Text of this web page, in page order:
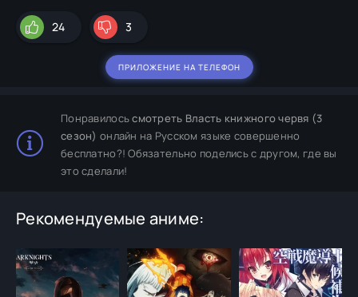
24 3
ПРИЛОЖЕНИЕ НА ТЕЛЕФОН
Понравилосьсмотреть Власть книжного червя (3
сезон) онлайн на Русском языке совершенно
бесплатно?! Обязательно поделись с другом, где вы
это сделали!
Рекомендуемые аниме: